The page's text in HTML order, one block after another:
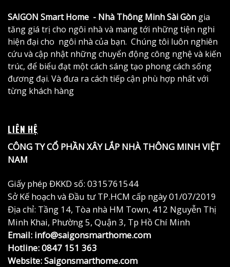
SAIGON Smart Home - Nhà Thông Minh Sài Gòn gia
tăng giá trị cho ngôi nhà và mang tới những tiện nghi
hiện đại cho ngôi nhà của bạn. Chúng tôi luôn nghiên
cứu và cập nhật những chuyển động công nghệ và kiến
trúc, để biểu đạt một cách sáng tạo phong cách sống
đương đại. Và đưa ra cách tiếp cận phù hợp nhất với
từng khách hàng
LIÊN HỆ
CÔNG TY CỔ PHẦN XÂY LẮP NHÀ THÔNG MINH VIỆT
NAM
Giấy phép ĐKKD số: 0315761544
Sở Kế hoạch và Đầu tư TP.HCM cấp ngày 01/07/2019
Địa chỉ: Tầng 14, Tòa nhà HM Town, 412 Nguyễn Thị
Minh Khai, Phường 5, Quận 3, Tp Hồ Chí Minh
Email: info@saigonsmarthome.com
Hotline:0847 151 363
Website:Saigonsmarthome.com